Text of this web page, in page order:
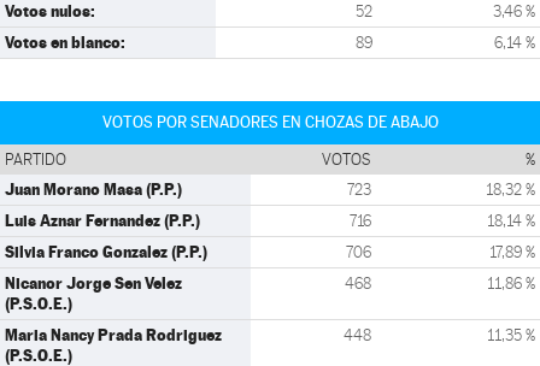
Votos nulos: 52 3,46 %
Votos en blanco: 89 6,14 %
VOTOS POR SENADORES EN CHOZAS DE ABAJO
PARTIDO VOTOS %
Juan Morano Masa (P.P.) 723 18,32 %
Luis Aznar Fernandez (P.P.) 716 18,14 %
Silvia Franco Gonzalez (P.P.) 706 17,89 %
Nicanor Jorge Sen Velez
(P.S.O.E.)
468 11,86 %
Maria Nancy Prada Rodriguez
(P.S.O.E.)
448 11,35 %